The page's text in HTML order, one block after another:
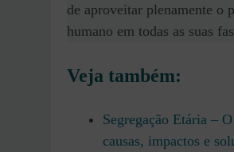
de aproveitar plenamente o
humano em todas as suas
Veja também:
Segregação Etária –
causas, impactos e